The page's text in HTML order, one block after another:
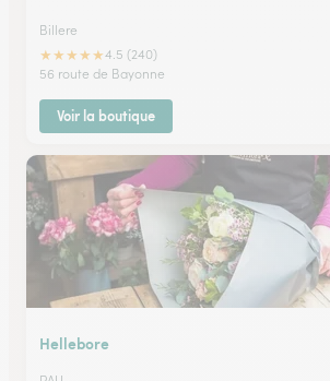
Billere
★★★★★4.5 (240)
56 route de Bayonne
Voir la boutique
Hellebore